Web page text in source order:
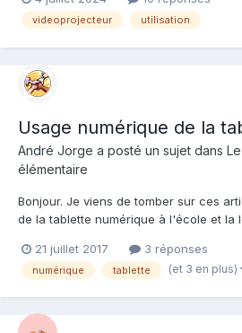
autres? merci d'avance
videoprojecteur utilisation
Usage numérique de la
André Jorge a posté un sujet dans
élémentaire
Bonjour. Je viens de tomber sur ces
de la tablette numérique à l'école et la
tablette pour améliorer la
et 3 : http://www.ludovia.com/2017/07/
21 juillet 2017 3 réponses
numérique tablette (et 3 en plus)